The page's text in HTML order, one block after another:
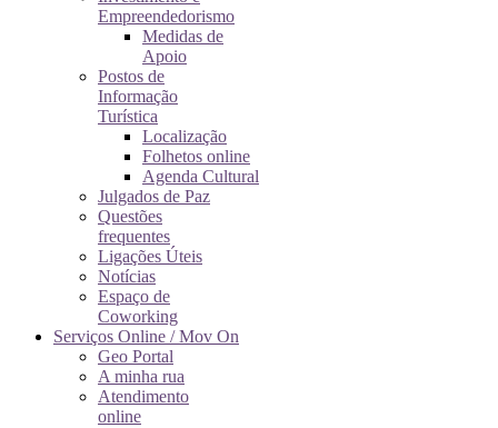
Empreendedorismo
Medidas de
Apoio
Postos de
Informação
Turística
Localização
Folhetos online
Agenda Cultural
Julgados de Paz
Questões
frequentes
Ligações Úteis
Notícias
Espaço de
Coworking
Serviços Online / Mov On
Geo Portal
A minha rua
Atendimento
online